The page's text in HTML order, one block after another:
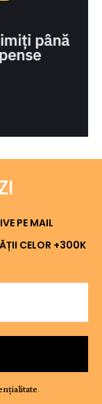
PE MAIL
CELOR +300K
.